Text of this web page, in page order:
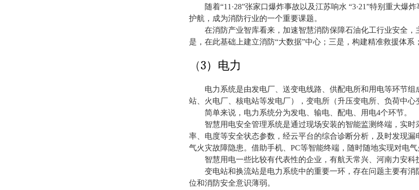
随着“11·28”张家口爆炸事故以及江苏响水 “3·21”特别重大爆炸
护航，成为消防行业的一个重要课题。
在消防产业智库看来，加速智慧消防保障石油化工行业安全，
是，在此基础上建立消防“大数据”中心；三是，构建精准救援体系
（3）电力
电力系统是由发电厂、送变电线路、供配电所和用电等环节
站、火电厂、核电站等发电厂），变电所（升压变电所、负荷中心
简单来说，电力系统分为发电、输电、配电、用电4个环节。
智慧用电安全管理系统是通过现场安装的智能监测终端，实
率、电度等安全状态参数，经云平台的综合诊断分析，及时发现
气火灾故障隐患。借助手机、 PC等智能终端，随时随地实现对电
智慧用电一些比较有代表性的企业，有航天常兴、河南力安科
变电站和换流站是电力系统中的重要一环，存在问题主要有
位和消防安全意识薄弱。